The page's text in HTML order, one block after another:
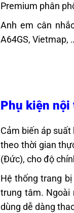
Premium phân
Anh em cân
A64GS, Vietmap,
Phụ kiện
Cảm biến áp
theo thời gian
(Đức), cho độ
Hệ thống trang
trung tâm. Ngoài
dùng dễ dàng